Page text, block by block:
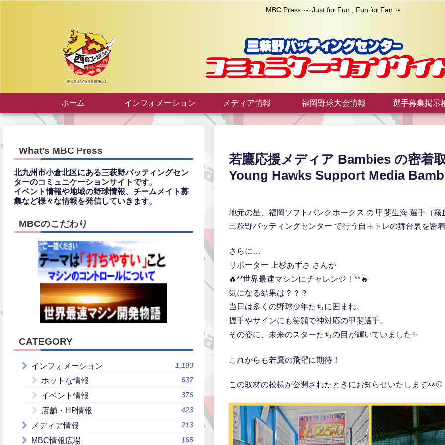
MBC Press ～ Just for Fun , Fun for Fan ～
ホーム インフォメーション メディア情報 福岡野球大会情報 選手募集掲示
若鷹応援メディア Bambies の密着
Young Hawks Support Media
地元の星、福岡ソフトバンクホークス の 甲斐生海 選手（霧
三萩野バッティングセンター で行う自主トレの舞台裏を密
さらに…
リポーター 上杉あずさ さんが
🔥**世界最速マシンにチャレンジ！**🔥
気になる結果は？？？
当日は多くの野球少年たちに囲まれ、
握手やサインにも笑顔で神対応の甲斐選手。
その姿に、未来のスターたちの目が輝いていました✨
これからも若鷹の飛躍に期待！
この取材の模様が公開されたときにお知らせいたします👀⚾
What’s MBC Press
北九州市小倉北区にある三萩野バッティングセン
ターのコミュニケーションサイトです。
イベント情報や地域の野球情報、チームメイト募
集など様々な情報を発信していきます。
MBCのこだわり
CATEGORY
インフォメーション 1,193
ホットな情報 637
イベント情報 376
店舗・HP情報 423
メディア情報 213
MBC情報広場 165